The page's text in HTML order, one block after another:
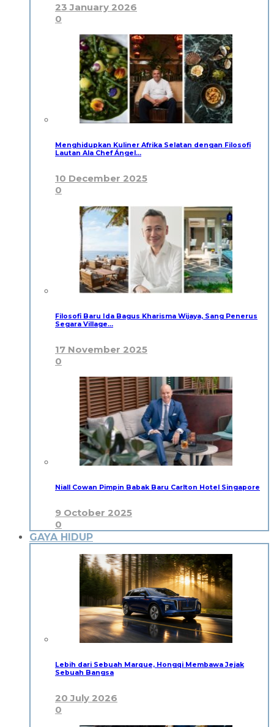
23 January 2026
0
Menghidupkan Kuliner Afrika Selatan dengan Filosofi
Lautan Ala Chef Ángel…
10 December 2025
0
Filosofi Baru Ida Bagus Kharisma Wijaya, Sang Penerus
Segara Village…
17 November 2025
0
Niall Cowan Pimpin Babak Baru Carlton Hotel Singapore
9 October 2025
0
GAYA HIDUP
Lebih dari Sebuah Marque, Hongqi Membawa Jejak
Sebuah Bangsa
20 July 2026
0